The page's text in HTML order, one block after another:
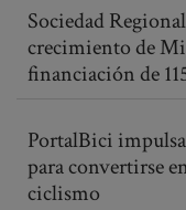
Sociedad
crecimiento de
financiación de
PortalBici
para convertirse
ciclismo